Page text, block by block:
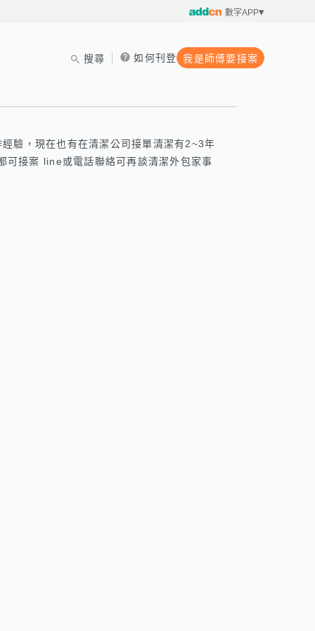
數字APP
搜尋 如何刊登 我是師傅要接案
驗，現在也有在清潔公司接單清潔有2~3年
可接案 line或電話聯絡可再談清潔外包家事